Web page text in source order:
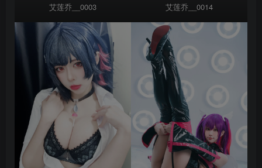
艾莲乔__0003
艾莲乔__0014